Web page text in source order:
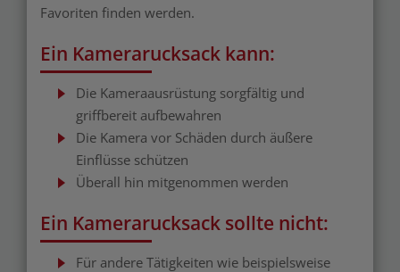
Favoriten finden werden.
Ein Kamerarucksack kann:
Die Kameraausrüstung sorgfältig und
griffbereit aufbewahren
Die Kamera vor Schäden durch äußere
Einflüsse schützen
Überall hin mitgenommen werden
Ein Kamerarucksack sollte nicht:
Für andere Tätigkeiten wie beispielsweise